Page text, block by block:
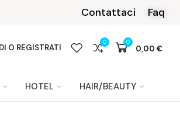
Contattaci Faq
O REGISTRATI
0 0
0,00 €
HOTEL HAIR/BEAUTY